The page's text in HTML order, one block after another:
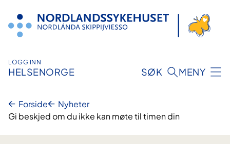
innhold
LOGG INN
HELSENORGE SØK MENY
Forside
Nyheter
Gi beskjed om du ikke kan møte til timen din